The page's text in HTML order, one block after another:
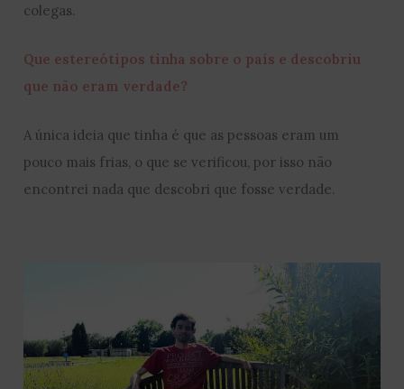
colegas.
Que estereótipos tinha sobre o país e descobriu
que não eram verdade?
A única ideia que tinha é que as pessoas eram um
pouco mais frias, o que se verificou, por isso não
encontrei nada que descobri que fosse verdade.